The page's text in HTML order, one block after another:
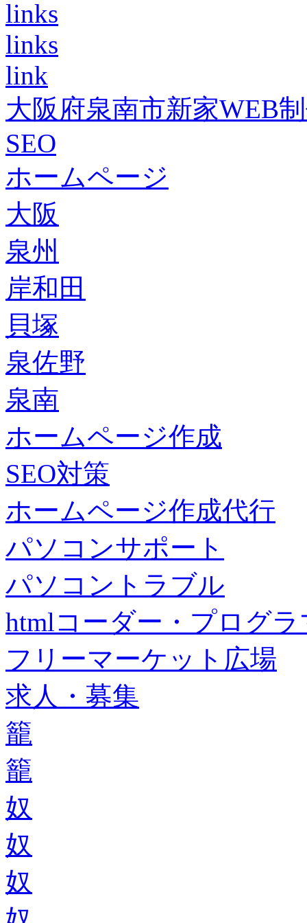
links
links
link
大阪府泉南市新家WEB
SEO
ホームページ
大阪
泉州
岸和田
貝塚
泉佐野
泉南
ホームページ作成
SEO対策
ホームページ作成代行
パソコンサポート
パソコントラブル
htmlコーダー・プログラ
フリーマーケット広場
求人・募集
籠
籠
奴
奴
奴